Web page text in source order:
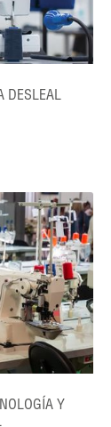
DESLEAL
Y